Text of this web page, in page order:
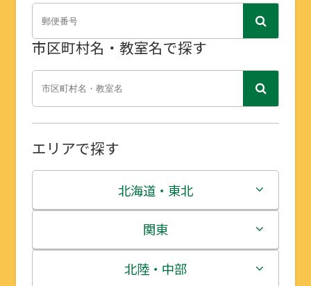
市区町村名・教室名で探す
エリアで探す
北海道・東北
北海道
青森県
関東
茨城県
北陸・中部